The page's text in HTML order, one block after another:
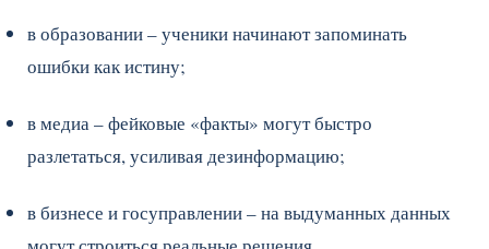
в образовании – ученики начинают запоминать
ошибки как истину;
в медиа – фейковые «факты» могут быстро
разлетаться, усиливая дезинформацию;
в бизнесе и госуправлении – на выдуманных данных